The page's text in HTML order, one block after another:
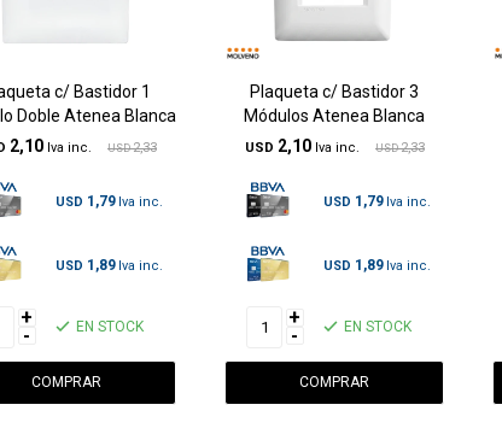
c/ Bastidor 1
Doble Atenea Blanca
2,10 USD 2,33
USD 1,79
USD 1,89
+
- EN STOCK
Plaqueta c/ Bastidor 3
Módulos Atenea Blanca
USD 2,10 USD 2,33
USD 1,79
USD 1,89
+
- EN STOCK